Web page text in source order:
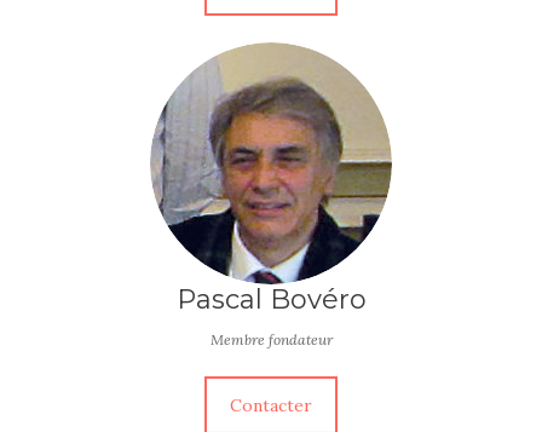
Pascal Bovéro
Membre fondateur
Contacter